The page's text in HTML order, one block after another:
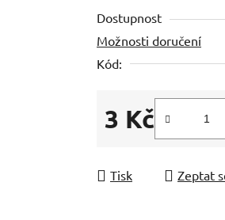
Dostupnost
Možnosti doručení
Kód:
3 Kč
Měrná cena:
Tisk Zeptat